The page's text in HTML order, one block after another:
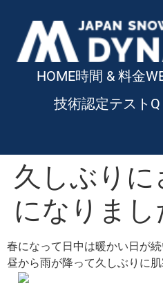
HOME時間 & 料金
技術認定テスト
久しぶりに
になりまし
春になって日中は暖かい日が
昼から雨が降って久しぶりに